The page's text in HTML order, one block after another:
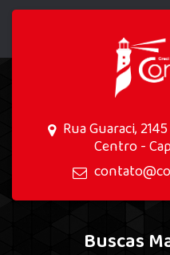
Rua Guaraci,
Centro -
Buscas